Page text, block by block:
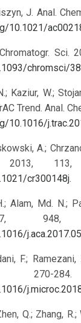
J. Anal.
10.1021/
Sci.
chromsci/
Kaziur, W.;
Trend. Anal.
10.1016/
A.;
113,
cr300148j.
Alam, Md. N.;
948,
F.;
Q.; Zhang, R.;